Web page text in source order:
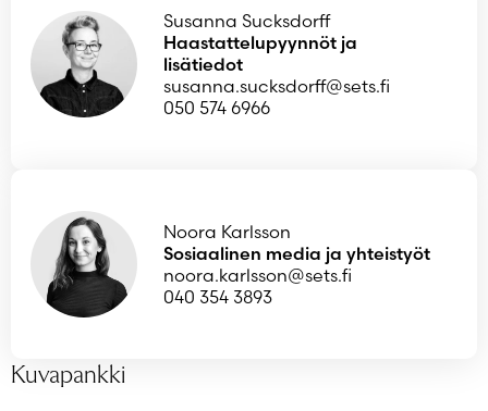
Susanna Sucksdorff
Haastattelupyynnöt ja
lisätiedot
susanna.sucksdorff@sets.fi
050 574 6966
Noora Karlsson
Sosiaalinen media ja yhteistyöt
noora.karlsson@sets.fi
040 354 3893
Kuvapankki